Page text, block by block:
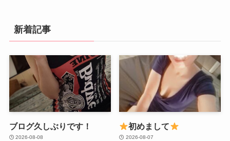
新着記事
ブログ久しぶりです！
2026-08-08
初めまして
2026-08-07